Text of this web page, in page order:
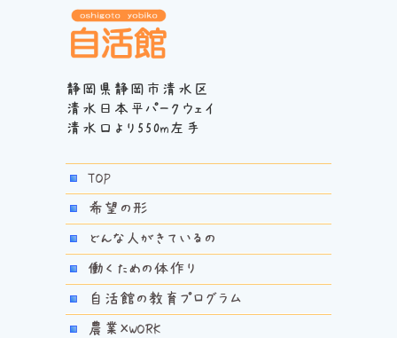
静岡県静岡市清水区
清水日本平パークウェイ
清水口より550m左手
TOP
希望の形
どんな人がきているの
働くための体作り
自活館の教育プログラム
農業×WORK